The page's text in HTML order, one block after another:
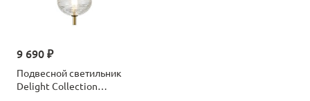
9 690 ₽
Подвесной светильник
Delight Collection